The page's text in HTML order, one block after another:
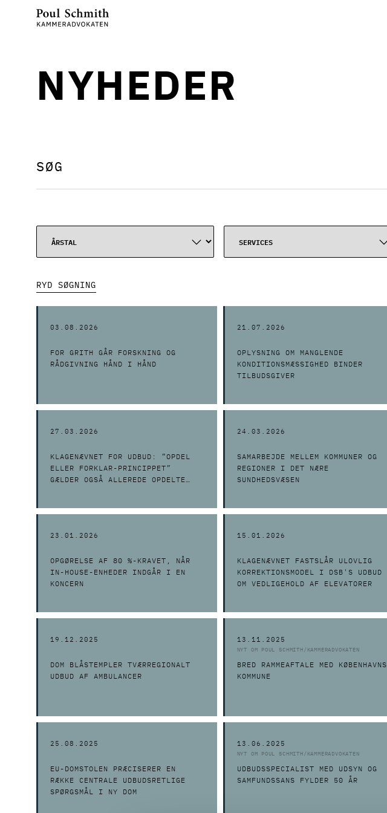
NYHEDER
RYD SØGNING
03.08.2026
FOR GRITH GÅR FORSKNING OG
RÅDGIVNING HÅND I HÅND
21.07.2026
OPLYSNING OM MANGLENDE
KONDITIONSMÆSSIGHED BINDER
TILBUDSGIVER
27.03.2026
KLAGENÆVNET FOR UDBUD: ”OPDEL
ELLER FORKLAR-PRINCIPPET”
GÆLDER OGSÅ ALLEREDE OPDELTE
24.03.2026
SAMARBEJDE MELLEM KOMMUNER OG
REGIONER I DET NÆRE
SUNDHEDSVÆSEN
23.01.2026
OPGØRELSE AF 80 %-KRAVET, NÅR
IN-HOUSE-ENHEDER INDGÅR I EN
KONCERN
15.01.2026
KLAGENÆVNET FASTSLÅR ULOVLIG
KORREKTIONSMODEL I DSB'S UDBUD
OM VEDLIGEHOLD AF ELEVATORER
19.12.2025
DOM BLÅSTEMPLER TVÆRREGIONALT
UDBUD AF AMBULANCER
13.11.2025
NYT OM POUL SCHMITH/KAMMERADVOKATEN
BRED RAMMEAFTALE MED KØBENHAVNS
KOMMUNE
25.08.2025
EU-DOMSTOLEN PRÆCISERER EN
RÆKKE CENTRALE UDBUDSRETLIGE
SPØRGSMÅL I NY DOM
13.06.2025
NYT OM POUL SCHMITH/KAMMERADVOKATEN
UDBUDSSPECIALIST MED UDSYN OG
SAMFUNDSSANS FYLDER 50 ÅR